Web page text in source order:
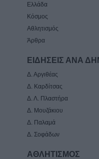
Ελλάδα
Κόσμος
Αθλητισμός
Άρθρα
ΕΙΔΗΣΕΙΣ ΑΝΑ
Δ. Αργιθέας
Δ. Καρδίτσας
Δ. Λ. Πλαστήρα
Δ. Μουζάκιου
Δ. Παλαμά
Δ. Σοφάδων
ΑΘΛΗΤΙΣΜΟΣ